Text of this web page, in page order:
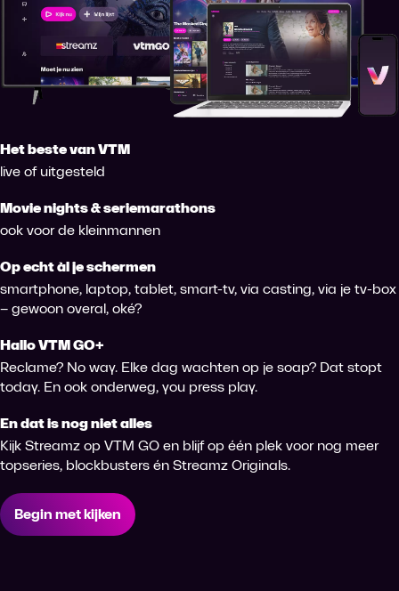
Het beste van VTM
live of uitgesteld
Movie nights & seriemarathons
ook voor de kleinmannen
Op echt àl je schermen
smartphone, laptop, tablet, smart-tv, via casting, via je tv-box
– gewoon overal, oké?
Hallo VTM GO+
Reclame? No way. Elke dag wachten op je soap? Dat stopt
today. En ook onderweg, you press play.
En dat is nog niet alles
Kijk Streamz op VTM GO en blijf op één plek voor nog meer
topseries, blockbusters én Streamz Originals.
Begin met kijken